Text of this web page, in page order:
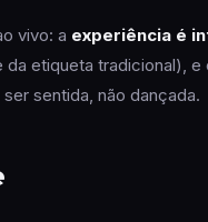
vivo: a experiência é
etiqueta tradicional),
sentida, não dançada.